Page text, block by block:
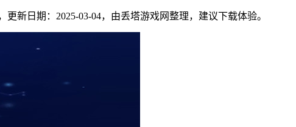
新日期：2025-03-04，由丢塔游戏网整理，建议下载体验。